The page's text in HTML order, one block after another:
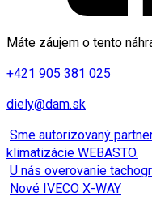
Máte záujem o tento
+421 905 381 025
diely@dam.sk
Sme autorizovaný
klimatizácie WEBASTO.
U nás overovanie
Nové IVECO X-WAY